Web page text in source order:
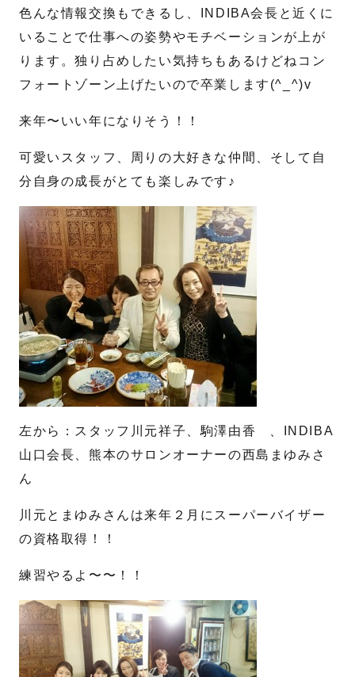
色んな情報交換もできるし、INDIBA会長と近くに
いることで仕事への姿勢やモチベーションが上が
ります。独り占めしたい気持ちもあるけどねコン
フォートゾーン上げたいので卒業します(^_^)v
来年〜いい年になりそう！！
可愛いスタッフ、周りの大好きな仲間、そして自
分自身の成長がとても楽しみです♪
左から：スタッフ川元祥子、駒澤由香 、INDIBA
山口会長、熊本のサロンオーナーの西島まゆみさ
ん
川元とまゆみさんは来年２月にスーパーバイザー
の資格取得！！
練習やるよ〜〜！！